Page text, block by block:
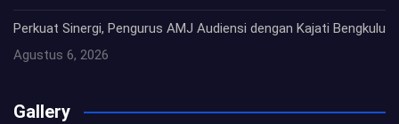
Perkuat Sinergi, Pengurus AMJ Audiensi dengan Kajati Bengkulu
Agustus 6, 2026
Gallery